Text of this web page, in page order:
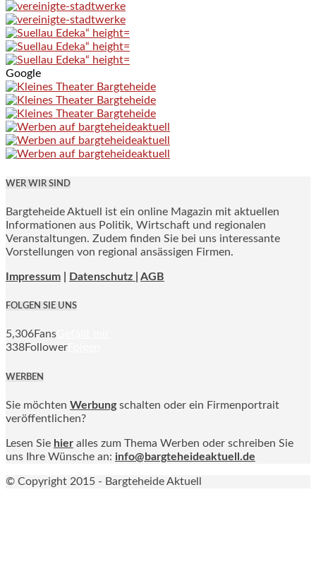
Google
WER WIR SIND
Bargteheide Aktuell ist ein online Magazin mit aktuellen
Informationen aus Politik, Wirtschaft und regionalen
Veranstaltungen. Zudem finden Sie bei uns interessante
Vorstellungen von regional ansässigen Firmen.
Impressum Datenschutz | AGB
FOLGEN SIE UNS
5,306Fans
338Follower
WERBEN
Sie möchten Werbung schalten oder ein Firmenportrait
veröffentlichen?
Lesen Sie hier alles zum Thema Werben oder schreiben Sie
uns Ihre Wünsche an: info@bargteheideaktuell.de
© Copyright 2015 - Bargteheide Aktuell